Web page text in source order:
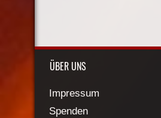
ÜBER UNS
Impressum
Spenden